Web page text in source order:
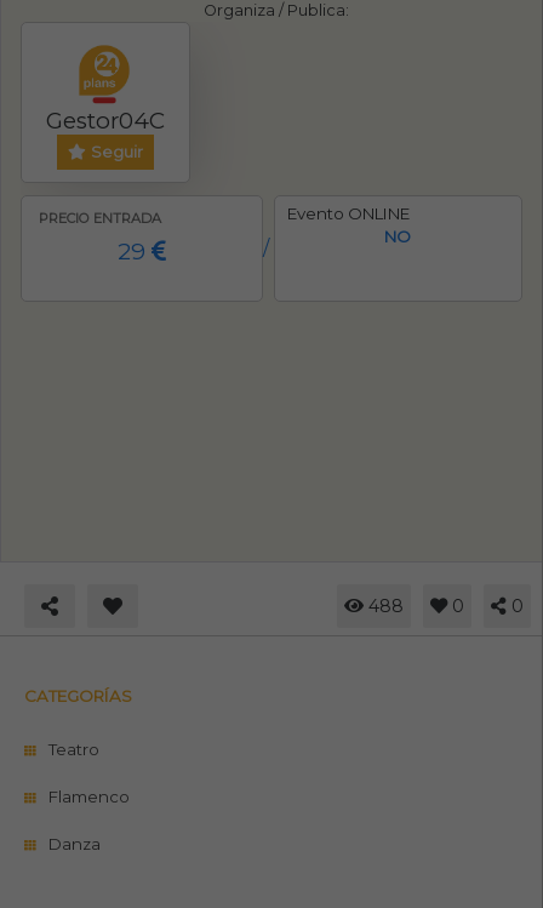
Organiza / Publica:
Gestor04C
Seguir
PRECIO ENTRADA
29 /
Evento ONLINE
NO
488 0 0
CATEGORÍAS
Teatro
Flamenco
Danza